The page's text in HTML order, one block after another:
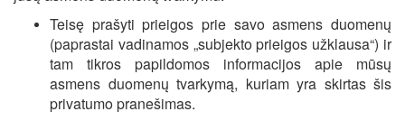
Teisę prašyti prieigos prie savo asmens duomenų
(paprastai vadinamos „subjekto prieigos užklausa“) ir
tam tikros papildomos informacijos apie mūsų
asmens duomenų tvarkymą, kuriam yra skirtas šis
privatumo pranešimas.